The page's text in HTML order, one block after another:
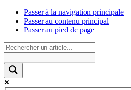
Passer à la navigation principale
Passer au contenu principal
Passer au pied de page